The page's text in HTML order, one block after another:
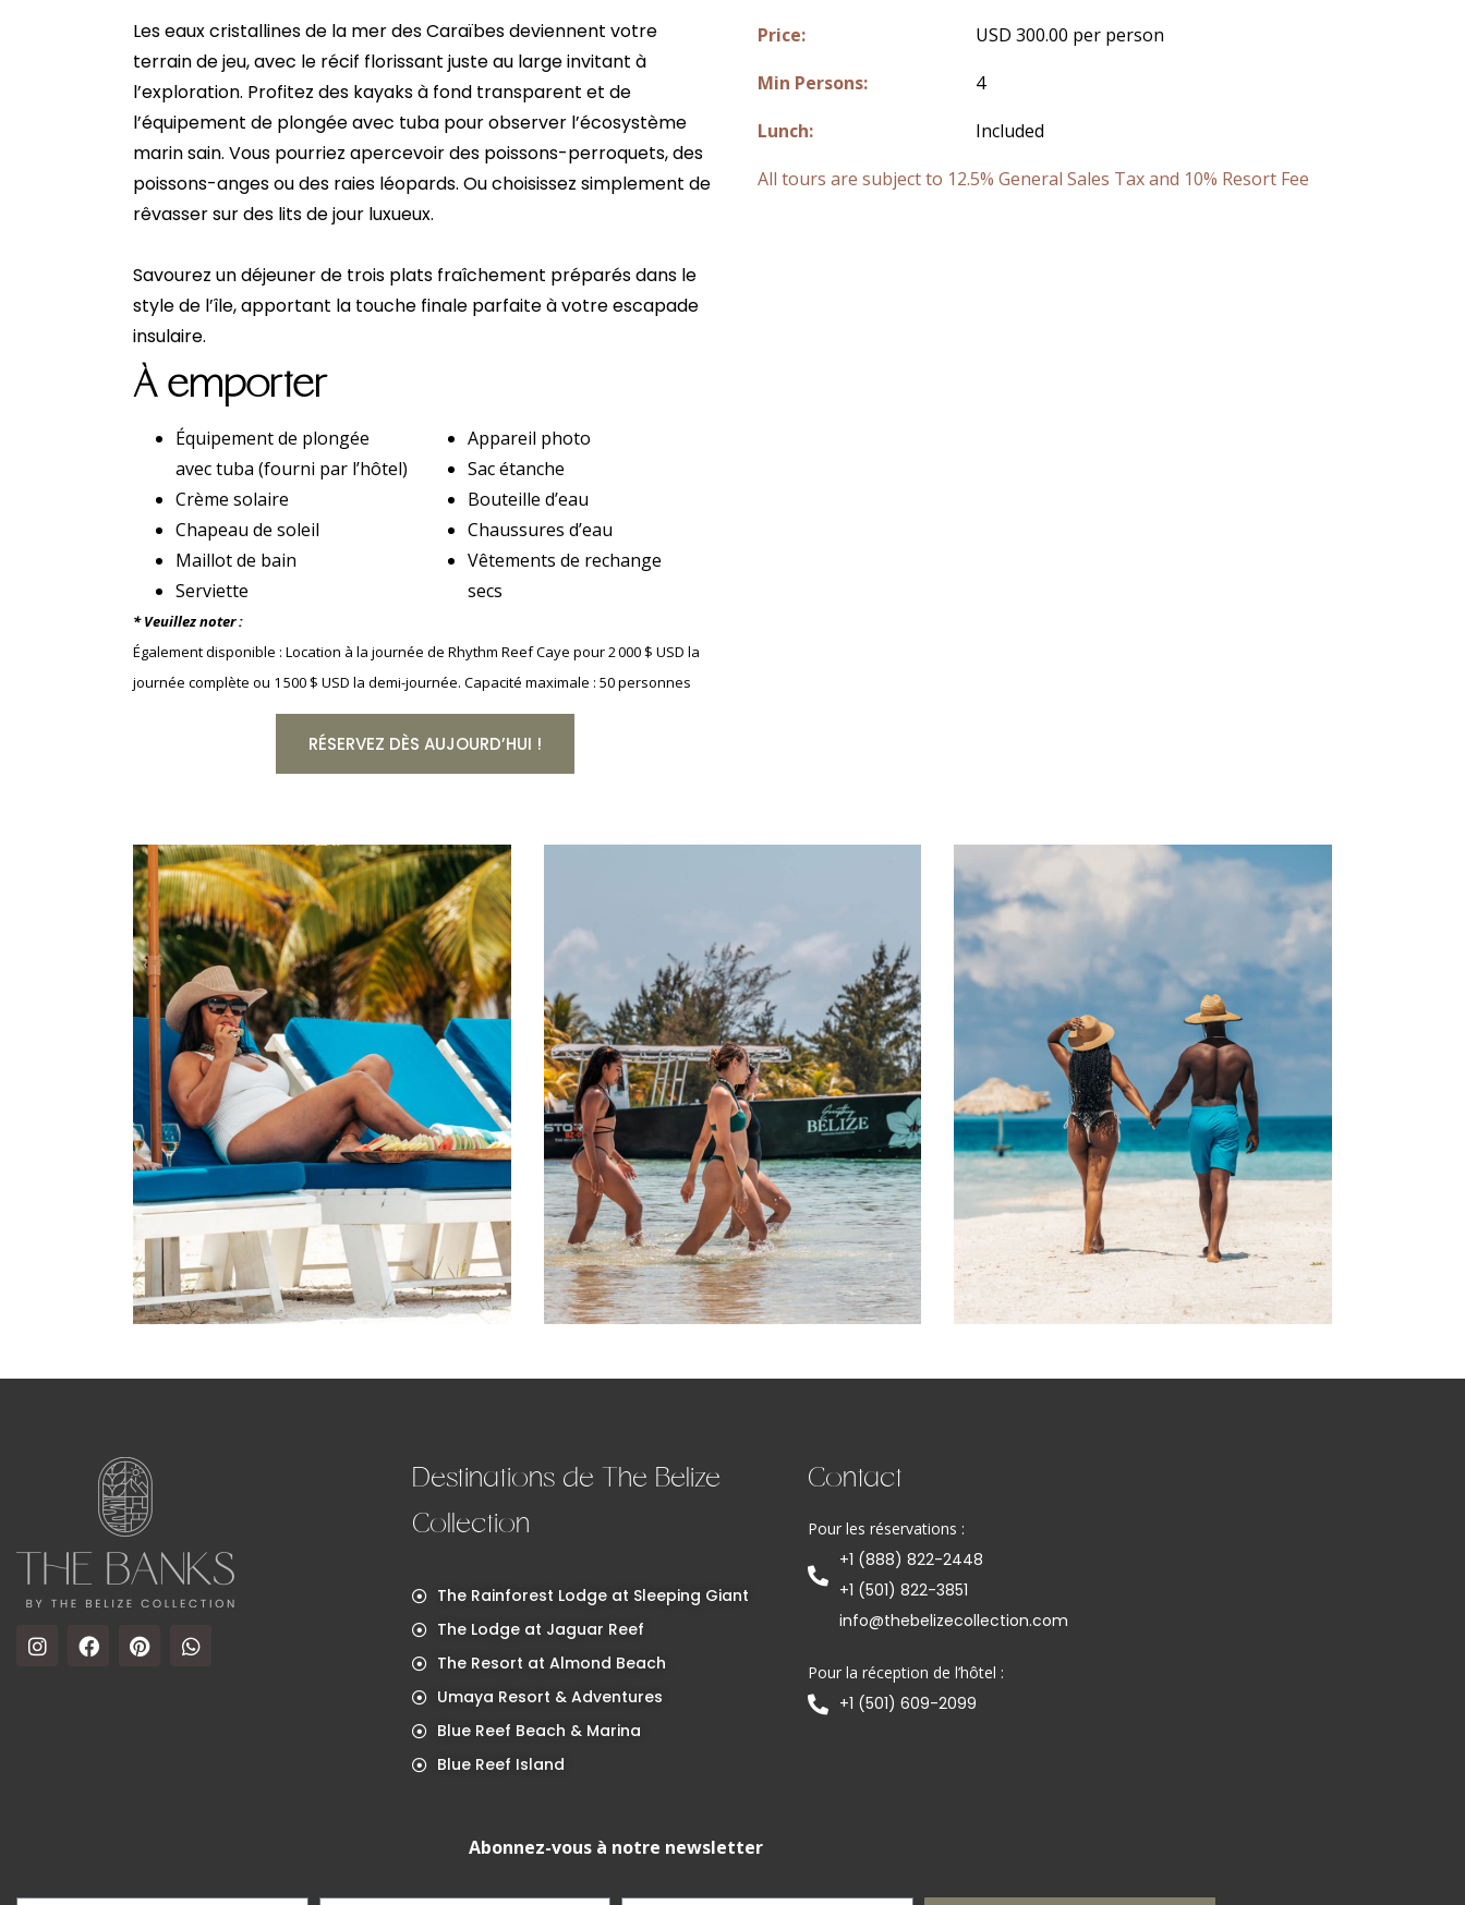
Les eaux cristallines de la mer des Caraïbes deviennent votre
terrain de jeu, avec le récif florissant juste au large invitant à
l’exploration. Profitez des kayaks à fond transparent et de
l’équipement de plongée avec tuba pour observer l’écosystème
marin sain. Vous pourriez apercevoir des poissons-perroquets, des
poissons-anges ou des raies léopards. Ou choisissez simplement de
rêvasser sur des lits de jour luxueux.
Savourez un déjeuner de trois plats fraîchement préparés dans le
style de l’île, apportant la touche finale parfaite à votre escapade
insulaire.
À emporter
Équipement de plongée
avec tuba (fourni par l’hôtel)
Crème solaire
Chapeau de soleil
Maillot de bain
Serviette
Appareil photo
Sac étanche
Bouteille d’eau
Chaussures d’eau
Vêtements de rechange
secs
* Veuillez noter :
Également disponible : Location à la journée de Rhythm Reef Caye pour 2 000 $ USD la
journée complète ou 1 500 $ USD la demi-journée. Capacité maximale : 50 personnes
RÉSERVEZ DÈS AUJOURD’HUI !
Price:
USD 300.00 per person
Min Persons:
4
Lunch:
Included
All tours are subject to 12.5% General Sales Tax and 10% Resort Fee
Destinations de The Belize
Collection
The Rainforest Lodge at Sleeping Giant
The Lodge at Jaguar Reef
The Resort at Almond Beach
Umaya Resort & Adventures
Blue Reef Beach & Marina
Blue Reef Island
Contact
Pour les réservations :
+1 (888) 822-2448
+1 (501) 822-3851
info@thebelizecollection.com
Pour la réception de l’hôtel :
+1 (501) 609-2099
Abonnez-vous à notre newsletter